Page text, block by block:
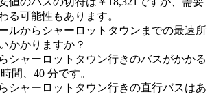
る可能性もあります。
ルからシャーロットタウンまでの最速所
かかりますか？
シャーロットタウン行きのバスがかかる
間、40 分です。
シャーロットタウン行きの直行バスはあ